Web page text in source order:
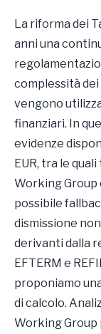
La riforma dei
anni una
complessità
vengono
finanziari. In
evidenze
EUR, tra le
Working Group
possibile
dismissione
derivanti dalla
EFTERM e
proponiamo
di calcolo.
Working Group